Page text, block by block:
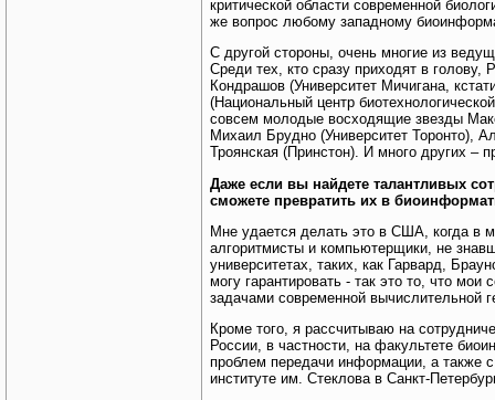
критической области современной
же вопрос любому западному
С другой стороны, очень многие из
Среди тех, кто сразу приходят в голову,
Кондрашов (Университет Мичигана,
(Национальный центр
совсем молодые восходящие звезды
Михаил Брудно (Университет Торонто),
Троянская (Принстон). И много других –
Даже если вы найдете талантливых
сможете превратить их в
Мне удается делать это в США, когда в
алгоритмисты и компьютерщики, не
университетах, таких, как Гарвард,
могу гарантировать - так это то, что
задачами современной вычислительной
Кроме того, я рассчитываю на
России, в частности, на факультете
проблем передачи информации, а также
институте им. Стеклова в Санкт-